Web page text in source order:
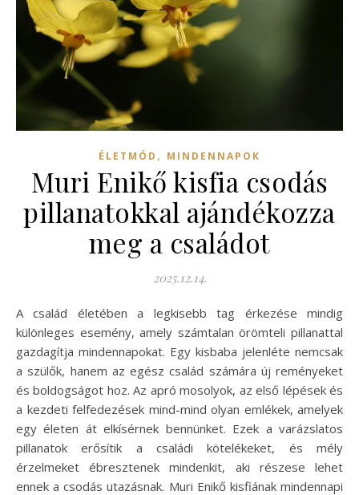
ÉLETMÓD , MINDENNAPOK
Muri Enikő kisfia csodás
pillanatokkal ajándékozza
meg a családot
2025.12.14.
A család életében a legkisebb tag érkezése mindig
különleges esemény, amely számtalan örömteli pillanattal
gazdagítja mindennapokat. Egy kisbaba jelenléte nemcsak
a szülők, hanem az egész család számára új reményeket
és boldogságot hoz. Az apró mosolyok, az első lépések és
a kezdeti felfedezések mind-mind olyan emlékek, amelyek
egy életen át elkísérnek bennünket. Ezek a varázslatos
pillanatok erősítik a családi kötelékeket, és mély
érzelmeket ébresztenek mindenkit, aki részese lehet
ennek a csodás utazásnak. Muri Enikő kisfiának mindennapi